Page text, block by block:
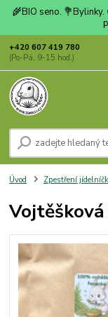
🌾BIO seno.
+420 607 419 780
(Po-Pá, 9-15 hod.)
Úvod Zpestření